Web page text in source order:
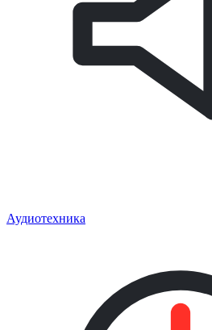
Аудиотехника